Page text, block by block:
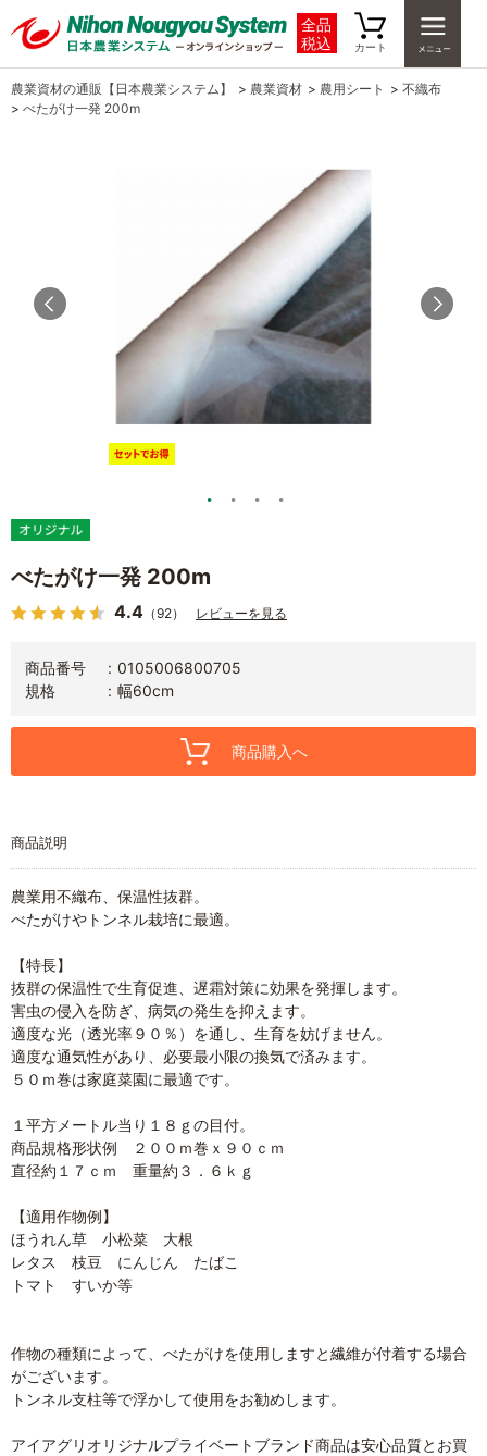
全品
税込
カート
農業資材の通販【日本農業システム】 > 農業資材 > 農用シート > 不織布
> べたがけ一発 200m
べたがけ一発 200m
4.4 （92） レビューを見る
商品番号
0105006800705
規格
幅60cm
商品購入へ
商品説明
農業用不織布、保温性抜群。
べたがけやトンネル栽培に最適。
【特長】
抜群の保温性で生育促進、遅霜対策に効果を発揮します。
害虫の侵入を防ぎ、病気の発生を抑えます。
適度な光（透光率９０％）を通し、生育を妨げません。
適度な通気性があり、必要最小限の換気で済みます。
５０ｍ巻は家庭菜園に最適です。
１平方メートル当り１８ｇの目付。
商品規格形状例 ２００ｍ巻ｘ９０ｃｍ
直径約１７ｃｍ 重量約３．６ｋｇ
【適用作物例】
ほうれん草 小松菜 大根
レタス 枝豆 にんじん たばこ
トマト すいか等
作物の種類によって、べたがけを使用しますと繊維が付着する場合
がございます。
トンネル支柱等で浮かして使用をお勧めします。
アイアグリオリジナルプライベートブランド商品は安心品質とお買